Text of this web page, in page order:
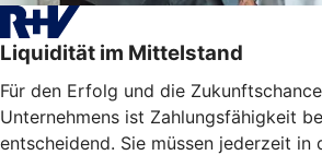
Liquidität im Mittelstand
Für den Erfolg und die
Unternehmens ist Zahlungsfähigkeit
entscheidend. Sie müssen jederzeit in